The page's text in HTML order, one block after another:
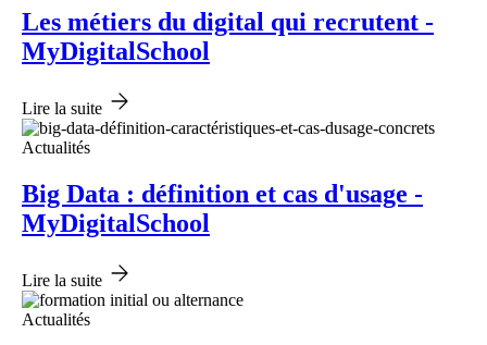
Les métiers du digital qui recrutent -
MyDigitalSchool
Lire la suite
Actualités
Big Data : définition et cas d'usage -
MyDigitalSchool
Lire la suite
Actualités